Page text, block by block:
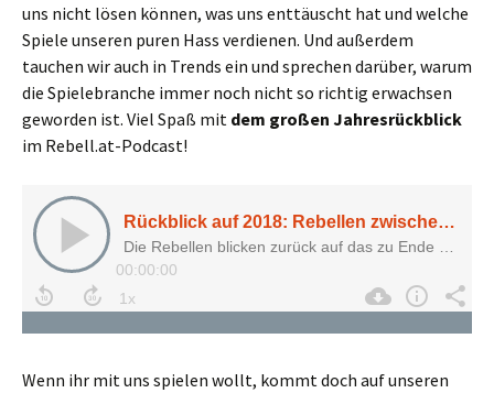
uns nicht lösen können, was uns enttäuscht hat und welche
Spiele unseren puren Hass verdienen. Und außerdem
tauchen wir auch in Trends ein und sprechen darüber, warum
die Spielebranche immer noch nicht so richtig erwachsen
geworden ist. Viel Spaß mit dem großen Jahresrückblick
im Rebell.at-Podcast!
Wenn ihr mit uns spielen wollt, kommt doch auf unseren